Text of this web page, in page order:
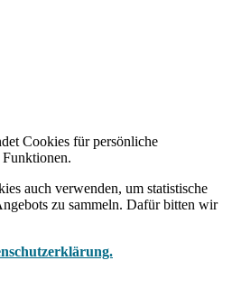
Cookies für persönliche
auch verwenden, um statistische
zu sammeln. Dafür bitten wir